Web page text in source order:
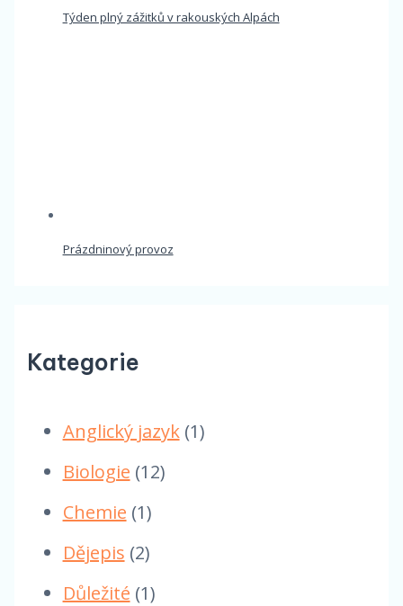
Týden plný zážitků v rakouských Alpách
Prázdninový provoz
Kategorie
Anglický jazyk(1)
Biologie (12)
Chemie (1)
Dějepis (2)
Důležité (1)